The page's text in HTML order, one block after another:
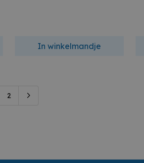
In winkelmandje
2